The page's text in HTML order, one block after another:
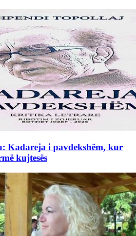
Kadareja i pavdekshëm, kur
kujtesës